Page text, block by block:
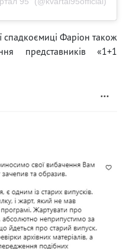
Фаріон також
представників «1+1